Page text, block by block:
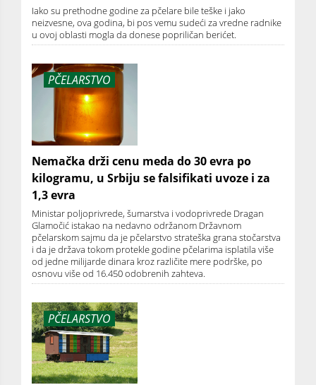
Iako su prethodne godine za pčelare bile teške i jako
neizvesne, ova godina, bi pos vemu sudeći za vredne radnike
u ovoj oblasti mogla da donese popriličan berićet.
PČELARSTVO
Nemačka drži cenu meda do 30 evra po
kilogramu, u Srbiju se falsifikati uvoze i za
1,3 evra
Ministar poljoprivrede, šumarstva i vodoprivrede Dragan
Glamočić istakao na nedavno održanom Državnom
pčelarskom sajmu da je pčelarstvo strateška grana stočarstva
i da je država tokom protekle godine pčelarima isplatila više
od jedne milijarde dinara kroz različite mere podrške, po
osnovu više od 16.450 odobrenih zahteva.
PČELARSTVO